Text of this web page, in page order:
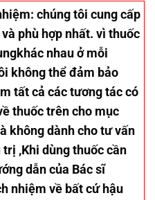
: chúng tôi cung cấp
phù hợp nhất. vì thuốc
nhau ở mỗi
không thể đảm bảo
tất cả các tương tác có
thuốc trên cho mục
không dành cho tư vấn
,Khi dùng thuốc cần
dẫn của Bác sĩ
nhiệm về bất cứ hậu